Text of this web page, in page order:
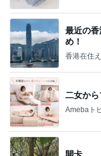
最近の
め！
香港在住
二女か
Amebaト
開卡